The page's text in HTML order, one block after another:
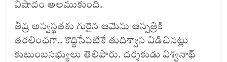
విషాదం అలముకుంది.
తీవ్ర అస్వస్థతకు గురైన ఆమెను ఆస్పత్రికి
తరలించగా.. కొద్దిసేపటికే తుదిశ్వాస విడిచినట్లు
కుటుంబసభ్యులు తెలిపారు. దర్శకుడు విశ్వనాథ్‌